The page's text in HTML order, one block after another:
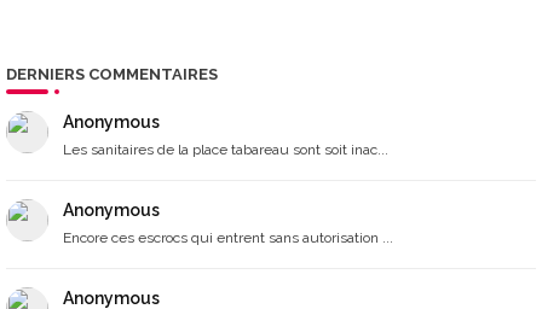
DERNIERS COMMENTAIRES
Anonymous
Les sanitaires de la place tabareau sont soit inac...
Anonymous
Encore ces escrocs qui entrent sans autorisation ...
Anonymous